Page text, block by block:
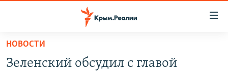
Вернуться
основному
НОВОСТИ
Зеленский обсудил с главой